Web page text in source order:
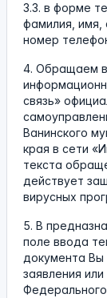
3.3. в форме
фамилия, имя,
номер
4. Обращаем
связь»
Ванинского
края в сети
текста
действует
вирусных
5. В
поле ввода
документа Вы
заявления